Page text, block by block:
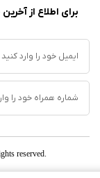
برای اطلاع از
reserved.